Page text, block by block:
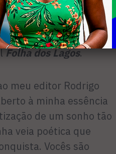
Palavra por palavra,
se fez real. A
está ancorada nos
Folha dos Lagos.
meu editor Rodrigo
à minha essência
de um sonho tão
veia poética que
Vocês são